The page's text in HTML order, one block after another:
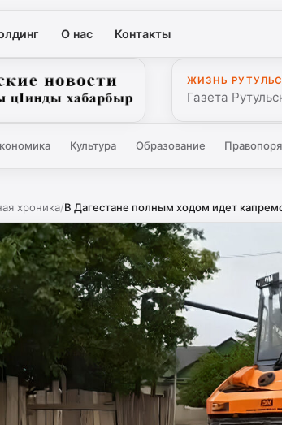
О нас Контакты
новости
ЖИЗНЬ
Газета
Культура Образование
хроника/В Дагестане полным ходом идет